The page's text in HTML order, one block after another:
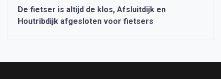
De fietser is altijd de klos, Afsluitdijk en
Houtribdijk afgesloten voor fietsers